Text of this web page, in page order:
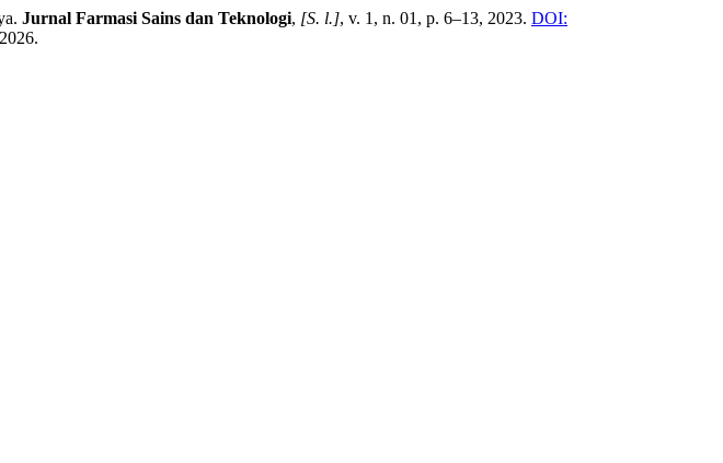
Jurnal Farmasi Sains dan Teknologi, [S. l.], v. 1, n. 01, p. 6–13, 2023. DOI: